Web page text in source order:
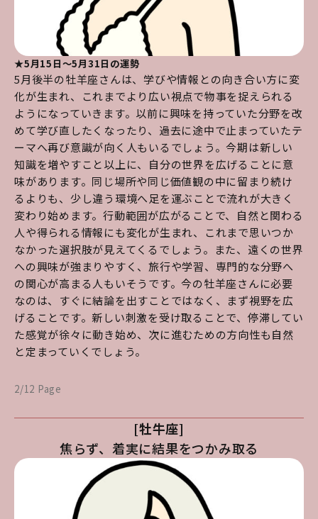
★5月15日～5月31日の運勢
5月後半の牡羊座さんは、学びや情報との向き合い方に変
化が生まれ、これまでより広い視点で物事を捉えられる
ようになっていきます。以前に興味を持っていた分野を改
めて学び直したくなったり、過去に途中で止まっていたテ
ーマへ再び意識が向く人もいるでしょう。今期は新しい
知識を増やすこと以上に、自分の世界を広げることに意
味があります。同じ場所や同じ価値観の中に留まり続け
るよりも、少し違う環境へ足を運ぶことで流れが大きく
変わり始めます。行動範囲が広がることで、自然と関わる
人や得られる情報にも変化が生まれ、これまで思いつか
なかった選択肢が見えてくるでしょう。また、遠くの世界
への興味が強まりやすく、旅行や学習、専門的な分野へ
の関心が高まる人もいそうです。今の牡羊座さんに必要
なのは、すぐに結論を出すことではなく、まず視野を広
げることです。新しい刺激を受け取ることで、停滞してい
た感覚が徐々に動き始め、次に進むための方向性も自然
と定まっていくでしょう。
2/12 Page
[牡牛座]
焦らず、着実に結果をつかみ取る